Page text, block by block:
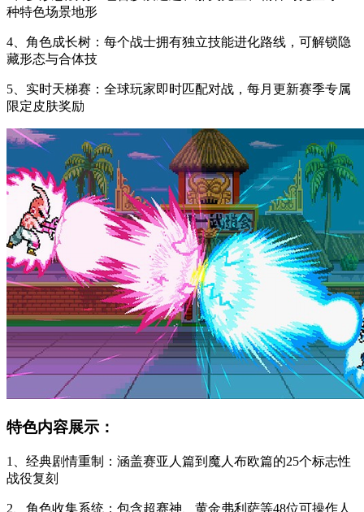
种特色场景地形
4、角色成长树：每个战士拥有独立技能进化路线，可解锁隐
藏形态与合体技
5、实时天梯赛：全球玩家即时匹配对战，每月更新赛季专属
限定皮肤奖励
特色内容展示：
1、经典剧情重制：涵盖赛亚人篇到魔人布欧篇的25个标志性
战役复刻
2、角色收集系统：包含超赛神、黄金弗利萨等48位可操作人